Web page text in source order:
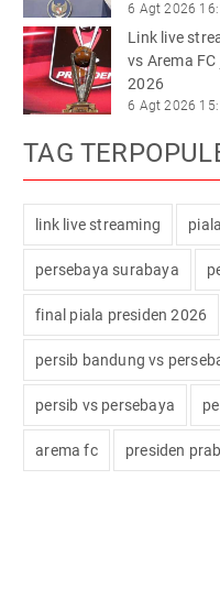
6 Agt 2026
Link live
vs Arema
2026
6 Agt 2026
TAG
link live streaming
persebaya surabaya
final piala presiden 2026
persib bandung vs
persib vs persebaya
arema fc presiden